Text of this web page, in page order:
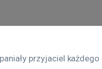
przyjaciel